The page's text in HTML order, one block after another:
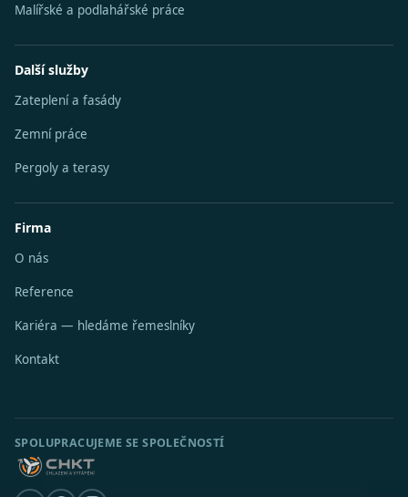
Malířské a podlahářské práce
Další služby
Zateplení a fasády
Zemní práce
Pergoly a terasy
Firma
O nás
Reference
Kariéra — hledáme řemeslníky
Kontakt
SPOLUPRACUJEME SE SPOLEČNOSTÍ